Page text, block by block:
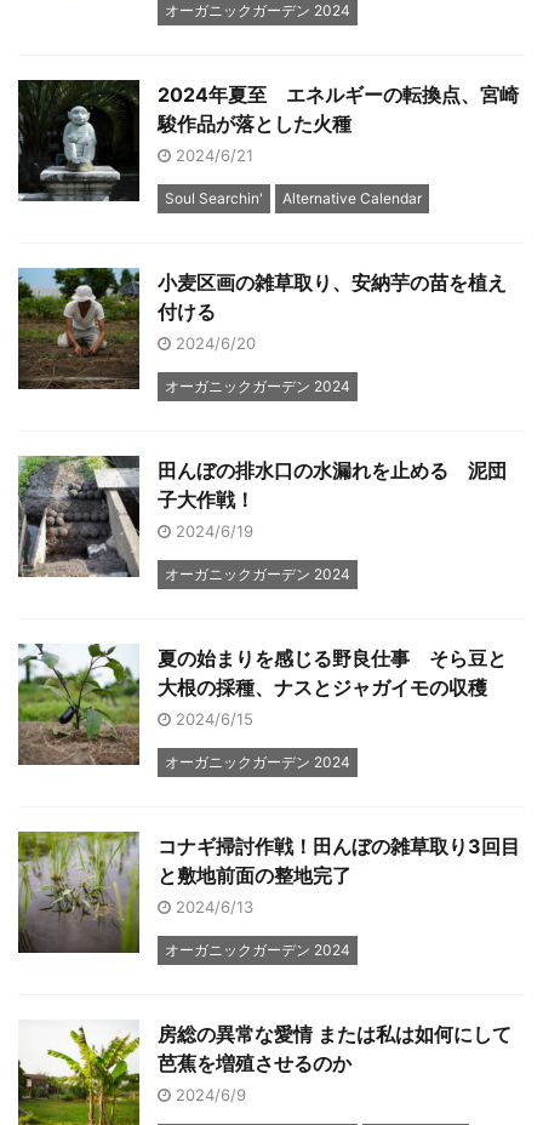
オーガニックガーデン 2024
2024年夏至 エネルギーの転換点、宮崎
駿作品が落とした火種
2024/6/21
Soul Searchin' Alternative Calendar
小麦区画の雑草取り、安納芋の苗を植え
付ける
2024/6/20
オーガニックガーデン 2024
田んぼの排水口の水漏れを止める 泥団
子大作戦！
2024/6/19
オーガニックガーデン 2024
夏の始まりを感じる野良仕事 そら豆と
大根の採種、ナスとジャガイモの収穫
2024/6/15
オーガニックガーデン 2024
コナギ掃討作戦！田んぼの雑草取り3回目
と敷地前面の整地完了
2024/6/13
オーガニックガーデン 2024
房総の異常な愛情 または私は如何にして
芭蕉を増殖させるのか
2024/6/9